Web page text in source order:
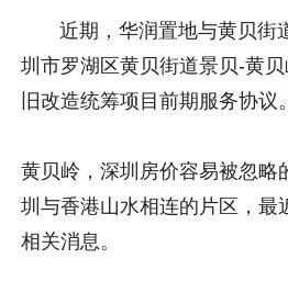
近期，华润置地与黄贝街
圳市罗湖区黄贝街道景贝-黄
旧改造统筹项目前期服务协议。
黄贝岭，深圳房价容易被忽略
圳与香港山水相连的片区，最
相关消息。